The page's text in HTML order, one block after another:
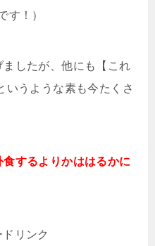
す！）
したが、他にも【これ
いうような素も今たくさ
食するよりかははるかに
リンク